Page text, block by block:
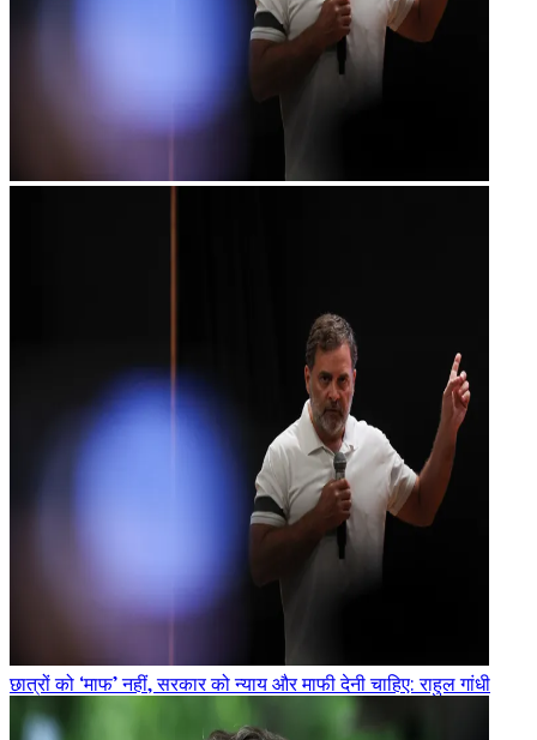
छात्रों को ‘माफ’ नहीं, सरकार को न्याय और माफी देनी चाहिए: राहुल गांधी